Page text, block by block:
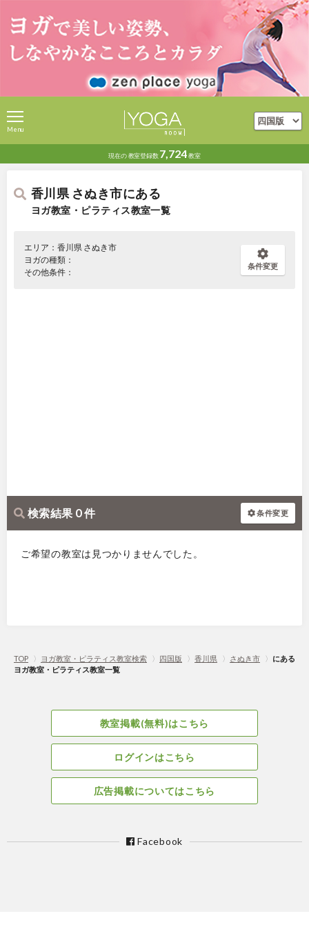
現在の教室登録数 7,724教室
Menu
香川県 さぬき市にある
ヨガ教室・ピラティス教室一覧
エリア：香川県 さぬき市
ヨガの種類：
その他条件：
条件変更
検索結果 0 件 条件変更
ご希望の教室は見つかりませんでした。
TOP 〉 ヨガ教室・ピラティス教室検索 〉 四国版 〉 香川県 〉 さぬき市 〉 にある
ヨガ教室・ピラティス教室一覧
教室掲載(無料)はこちら
ログインはこちら
広告掲載についてはこちら
Facebook